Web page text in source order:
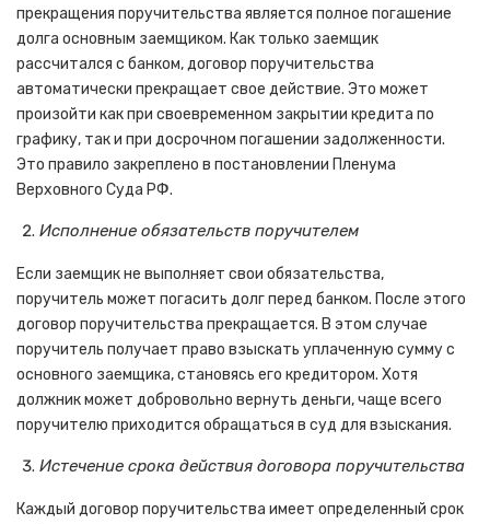
прекращения поручительства является полное погашение
долга основным заемщиком. Как только заемщик
рассчитался с банком, договор поручительства
автоматически прекращает свое действие. Это может
произойти как при своевременном закрытии кредита по
графику, так и при досрочном погашении задолженности.
Это правило закреплено в постановлении Пленума
Верховного Суда РФ.
Исполнение обязательств поручителем
Если заемщик не выполняет свои обязательства,
поручитель может погасить долг перед банком. После этого
договор поручительства прекращается. В этом случае
поручитель получает право взыскать уплаченную сумму с
основного заемщика, становясь его кредитором. Хотя
должник может добровольно вернуть деньги, чаще всего
поручителю приходится обращаться в суд для взыскания.
Истечение срока действия договора поручительства
Каждый договор поручительства имеет определенный срок